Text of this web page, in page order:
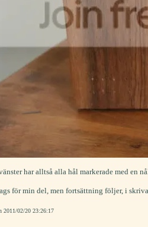
har alltså alla hål markerade med en
för min del, men fortsättning följer, i
2011/02/20 23:26:17